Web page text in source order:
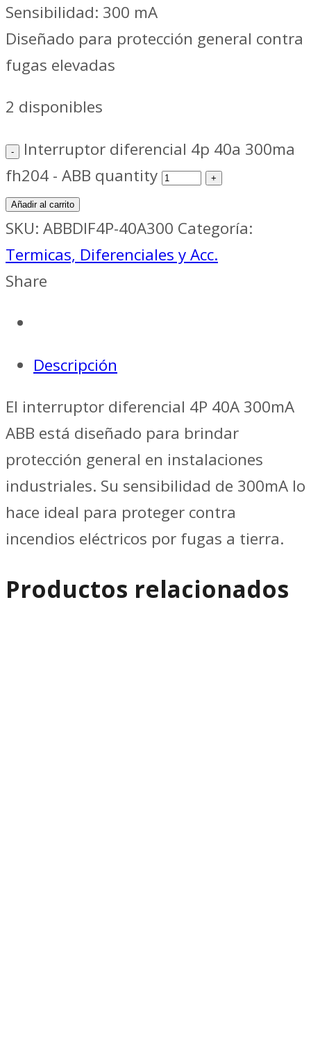
Sensibilidad: 300 mA
Diseñado para protección general contra
fugas elevadas
2 disponibles
Interruptor diferencial 4p 40a 300ma
fh204 - ABB quantity
Añadir al carrito
SKU: ABBDIF4P-40A300 Categoría:
Termicas, Diferenciales y Acc.
Share
Descripción
El interruptor diferencial 4P 40A 300mA
ABB está diseñado para brindar
protección general en instalaciones
industriales. Su sensibilidad de 300mA lo
hace ideal para proteger contra
incendios eléctricos por fugas a tierra.
Productos relacionados